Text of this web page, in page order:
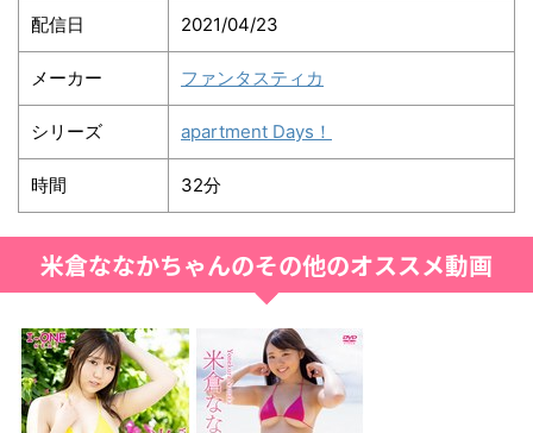
配信日 2021/04/23
メーカー ファンタスティカ
シリーズ apartment Days！
時間 32分
米倉ななかちゃんのその他のオススメ動画